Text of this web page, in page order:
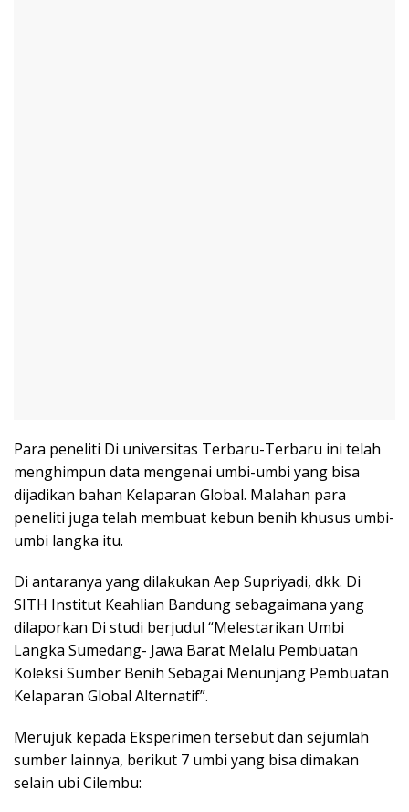
Para peneliti Di universitas Terbaru-Terbaru ini telah
menghimpun data mengenai umbi-umbi yang bisa
dijadikan bahan Kelaparan Global. Malahan para
peneliti juga telah membuat kebun benih khusus umbi-
umbi langka itu.
Di antaranya yang dilakukan Aep Supriyadi, dkk. Di
SITH Institut Keahlian Bandung sebagaimana yang
dilaporkan Di studi berjudul “Melestarikan Umbi
Langka Sumedang- Jawa Barat Melalu Pembuatan
Koleksi Sumber Benih Sebagai Menunjang Pembuatan
Kelaparan Global Alternatif”.
Merujuk kepada Eksperimen tersebut dan sejumlah
sumber lainnya, berikut 7 umbi yang bisa dimakan
selain ubi Cilembu: